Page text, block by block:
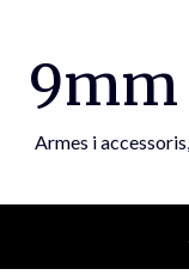
9mm
Armes i